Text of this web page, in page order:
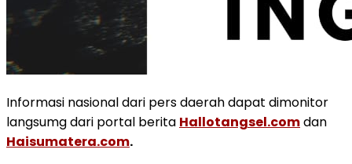
Informasi nasional dari pers daerah dapat dimonitor
langsumg dari portal berita Hallotangsel.comdan
Haisumatera.com.